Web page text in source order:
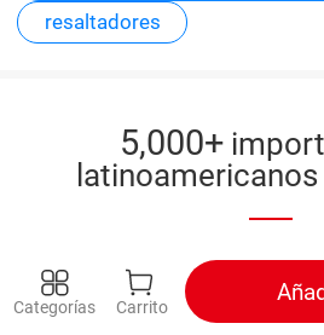
resaltadores
5,000+
Categorías Carrito